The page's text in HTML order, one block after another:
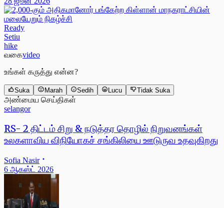
Ready
Setiu
hike
வகைvideo
உங்கள் கருத்து என்ன?
Suka Marah Sedih Lucu Tidak Suka
அண்மைய செய்திகள்
selangor
RS- 2 திட்டம் சிறு & நடுத்தர தொழில் நிறுவனங்கள்
உலகளாவிய விநியோகச் சங்கிலியை ஊடுருவ உதவுகிறது
Sofia Nasir
6 ஆகஸ்ட் 2026